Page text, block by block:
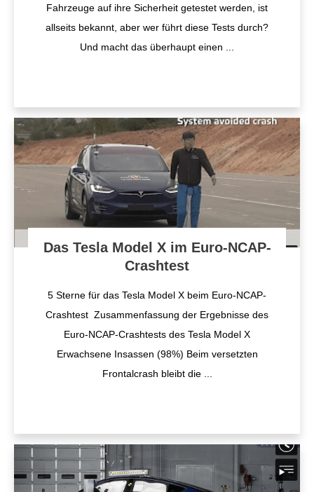
Fahrzeuge auf ihre Sicherheit getestet werden, ist
allseits bekannt, aber wer führt diese Tests durch?
Und macht das überhaupt einen
Das Tesla Model X im Euro-NCAP-
Crashtest
5 Sterne für das Tesla Model X beim Euro-NCAP-
Crashtest Zusammenfassung der Ergebnisse des
Euro-NCAP-Crashtests des Tesla Model X
Erwachsene Insassen (98%) Beim versetzten
Frontalcrash bleibt die